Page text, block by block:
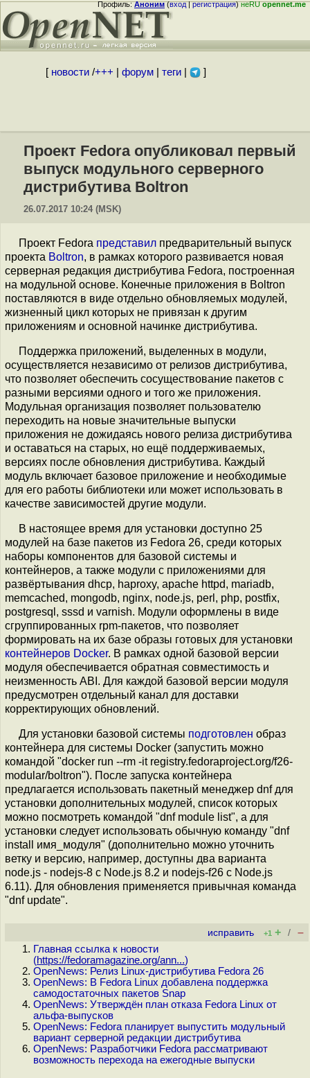
Профиль:Аноним(вход|регистрация)неRUopennet.me
[ новости/+++ форум| теги| ]
Проект Fedora опубликовал первый
выпуск модульного серверного
дистрибутива Boltron
26.07.2017 10:24 (MSK)
Проект Fedora представил предварительный выпуск
проекта Boltron, в рамках которого развивается новая
серверная редакция дистрибутива Fedora, построенная
на модульной основе. Конечные приложения в Boltron
поставляются в виде отдельно обновляемых модулей,
жизненный цикл которых не привязан к другим
приложениям и основной начинке дистрибутива.
Поддержка приложений, выделенных в модули,
осуществляется независимо от релизов дистрибутива,
что позволяет обеспечить сосуществование пакетов с
разными версиями одного и того же приложения.
Модульная организация позволяет пользователю
переходить на новые значительные выпуски
приложения не дожидаясь нового релиза дистрибутива
и оставаться на старых, но ещё поддерживаемых,
версиях после обновления дистрибутива. Каждый
модуль включает базовое приложение и необходимые
для его работы библиотеки или может использовать в
качестве зависимостей другие модули.
В настоящее время для установки доступно 25
модулей на базе пакетов из Fedora 26, среди которых
наборы компонентов для базовой системы и
контейнеров, а также модули с приложениями для
развёртывания dhcp, haproxy, apache httpd, mariadb,
memcached, mongodb, nginx, node.js, perl, php, postfix,
postgresql, sssd и varnish. Модули оформлены в виде
сгруппированных rpm-пакетов, что позволяет
формировать на их базе образы готовых для установки
контейнеров Docker. В рамках одной базовой версии
модуля обеспечивается обратная совместимость и
неизменность ABI. Для каждой базовой версии модуля
предусмотрен отдельный канал для доставки
корректирующих обновлений.
Для установки базовой системы подготовлен образ
контейнера для системы Docker (запустить можно
командой "docker run --rm -it registry.fedoraproject.org/f26-
modular/boltron"). После запуска контейнера
предлагается использовать пакетный менеджер dnf для
установки дополнительных модулей, список которых
можно посмотреть командой "dnf module list", а для
установки следует использовать обычную команду "dnf
install имя_модуля" (дополнительно можно уточнить
ветку и версию, например, доступны два варианта
node.js - nodejs-8 c Node.js 8.2 и nodejs-f26 c Node.js
6.11). Для обновления применяется привычная команда
"dnf update".
исправить +1 + / –
Главная ссылка к новости
(https://fedoramagazine.org/ann...)
OpenNews: Релиз Linux-дистрибутива Fedora 26
OpenNews: В Fedora Linux добавлена поддержка
самодостаточных пакетов Snap
OpenNews: Утверждён план отказа Fedora Linux от
альфа-выпусков
OpenNews: Fedora планирует выпустить модульный
вариант серверной редакции дистрибутива
OpenNews: Разработчики Fedora рассматривают
возможность перехода на ежегодные выпуски